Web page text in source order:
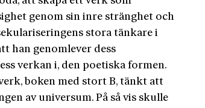
genom sin inre stränghet och
stora tänkare i
han genomlever dess
verkan i, den poetiska formen.
boken med stort B, tänkt att
av universum. På så vis skulle